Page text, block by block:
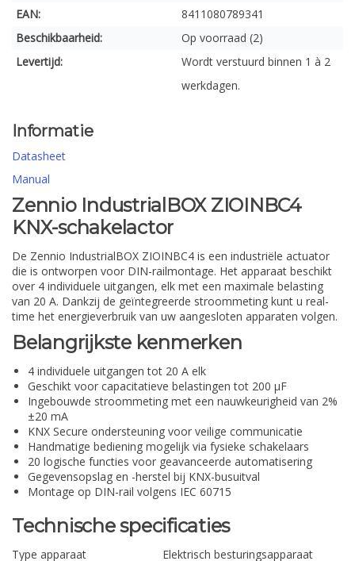
EAN:
8411080789341
Beschikbaarheid:
Op voorraad (2)
Levertijd:
Wordt verstuurd binnen 1 à 2
werkdagen.
Informatie
Datasheet
Manual
Zennio IndustrialBOX ZIOINBC4
KNX-schakelactor
De Zennio IndustrialBOX ZIOINBC4 is een industriële actuator
die is ontworpen voor DIN-railmontage. Het apparaat beschikt
over 4 individuele uitgangen, elk met een maximale belasting
van 20 A. Dankzij de geïntegreerde stroommeting kunt u real-
time het energieverbruik van uw aangesloten apparaten volgen.
Belangrijkste kenmerken
4 individuele uitgangen tot 20 A elk
Geschikt voor capacitatieve belastingen tot 200 µF
Ingebouwde stroommeting met een nauwkeurigheid van 2%
±20 mA
KNX Secure ondersteuning voor veilige communicatie
Handmatige bediening mogelijk via fysieke schakelaars
20 logische functies voor geavanceerde automatisering
Gegevensopslag en -herstel bij KNX-busuitval
Montage op DIN-rail volgens IEC 60715
Technische specificaties
Type apparaat Elektrisch besturingsapparaat